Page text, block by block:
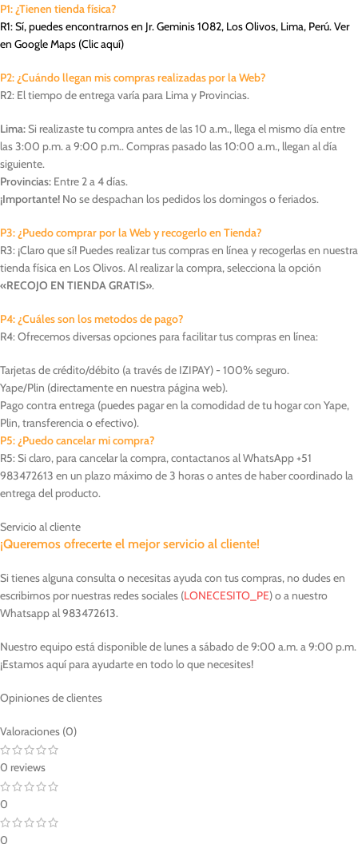
P1: ¿Tienen tienda física?
R1: Sí, puedes encontrarnos en Jr. Geminis 1082, Los Olivos, Lima, Perú. Ver
en Google Maps (Clic aquí)
P2: ¿Cuándo llegan mis compras realizadas por la Web?
R2: El tiempo de entrega varía para Lima y Provincias.
Lima:Si realizaste tu compra antes de las 10 a.m., llega el mismo día entre
las 3:00 p.m. a 9:00 p.m.. Compras pasado las 10:00 a.m., llegan al día
siguiente.
Provincias: Entre 2 a 4 días.
¡Importante! No se despachan los pedidos los domingos o feriados.
P3: ¿Puedo comprar por la Web y recogerlo en Tienda?
R3: ¡Claro que sí! Puedes realizar tus compras en línea y recogerlas en nuestra
tienda física en Los Olivos. Al realizar la compra, selecciona la opción
«RECOJO EN TIENDA GRATIS».
P4: ¿Cuáles son los metodos de pago?
R4: Ofrecemos diversas opciones para facilitar tus compras en línea:
Tarjetas de crédito/débito (a través de IZIPAY) - 100% seguro.
Yape/Plin (directamente en nuestra página web).
Pago contra entrega (puedes pagar en la comodidad de tu hogar con Yape,
Plin, transferencia o efectivo).
P5: ¿Puedo cancelar mi compra?
R5: Si claro, para cancelar la compra, contactanos al WhatsApp +51
983472613 en un plazo máximo de 3 horas o antes de haber coordinado la
entrega del producto.
Servicio al cliente
¡Queremos ofrecerte el mejor servicio al cliente!
Si tienes alguna consulta o necesitas ayuda con tus compras, no dudes en
escribirnos por nuestras redes sociales (LONECESITO_PE) o a nuestro
Whatsapp al 983472613.
Nuestro equipo está disponible de lunes a sábado de 9:00 a.m. a 9:00 p.m.
¡Estamos aquí para ayudarte en todo lo que necesites!
Opiniones de clientes
Valoraciones (0)
0 reviews
0
0